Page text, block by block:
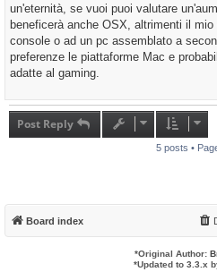
un'eternità, se vuoi puoi valutare
beneficerà anche OSX, altrimenti il
console o ad un pc assemblato a
preferenze le piattaforme Mac e
adatte al gaming.
Post Reply
5 posts •
Board index
*Original Author:
*Updated to 3.3.x